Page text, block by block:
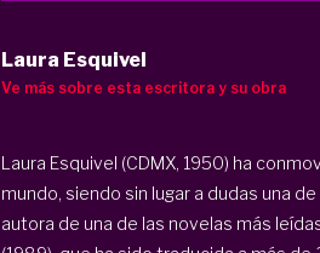
Laura Esquivel
Ve más sobre esta escritora y su obra
Laura Esquivel (CDMX, 1950) ha
mundo, siendo sin lugar a dudas una
autora de una de las novelas más